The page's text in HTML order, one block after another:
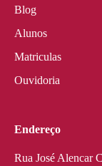
Blog
Alunos
Matriculas
Ouvidoria
Endereço
Rua José Alencar